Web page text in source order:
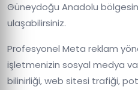
Güneydoğu Anadolu
ulaşabilirsiniz.
Profesyonel Meta reklam
işletmenizin sosyal medya
bilinirliği, web sitesi trafiği,